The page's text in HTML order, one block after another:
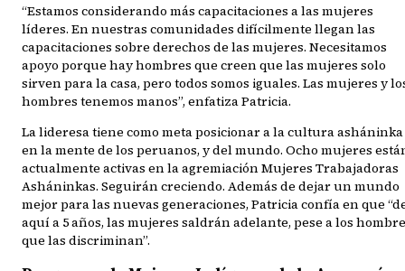
“Estamos considerando más capacitaciones a las mujeres
líderes. En nuestras comunidades difícilmente llegan las
capacitaciones sobre derechos de las mujeres. Necesitamos
apoyo porque hay hombres que creen que las mujeres solo
sirven para la casa, pero todos somos iguales. Las mujeres y
hombres tenemos manos”, enfatiza Patricia.
La lideresa tiene como meta posicionar a la cultura asháninka
en la mente de los peruanos, y del mundo. Ocho mujeres
actualmente activas en la agremiación Mujeres Trabajadoras
Asháninkas. Seguirán creciendo. Además de dejar un mundo
mejor para las nuevas generaciones, Patricia confía en que
aquí a 5 años, las mujeres saldrán adelante, pese a los
que las discriminan”.